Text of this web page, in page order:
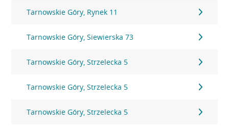
Tarnowskie Góry, Rynek 11
Tarnowskie Góry, Siewierska 73
Tarnowskie Góry, Strzelecka 5
Tarnowskie Góry, Strzelecka 5
Tarnowskie Góry, Strzelecka 5